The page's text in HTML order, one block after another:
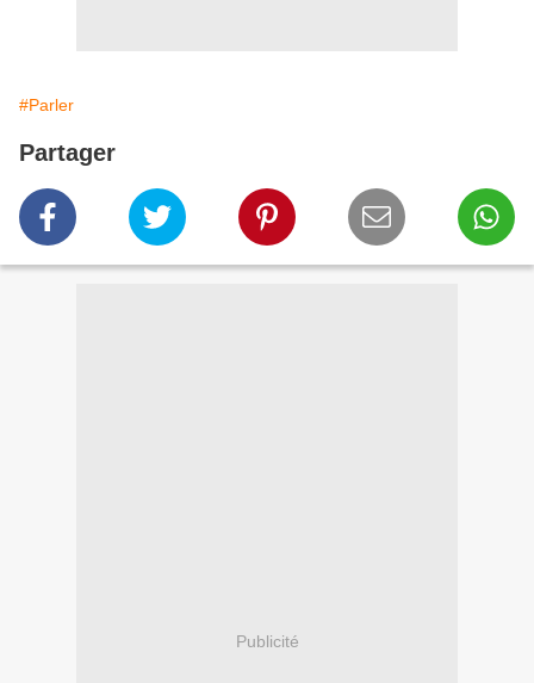
#Parler
Partager
Publicité